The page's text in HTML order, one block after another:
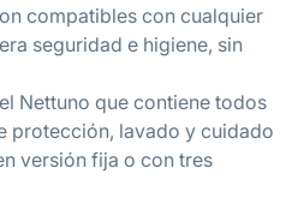
compatibles con cualquier
seguridad e higiene, sin
Nettuno que contiene todos
protección, lavado y cuidado
versión fija o con tres